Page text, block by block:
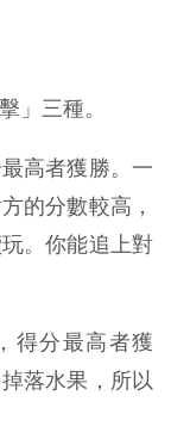
」三種。
高者獲勝。一
的分數較高，
。你能追上對
得分最高者獲
落水果，所以